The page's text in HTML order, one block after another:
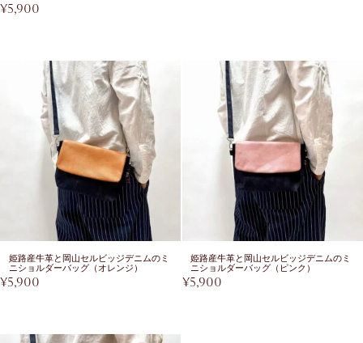
¥5,900
姫路産牛革と岡山セルビッジデニムのミ
ニショルダーバッグ（オレンジ）
¥5,900
姫路産牛革と岡山セルビッジデニムのミ
ニショルダーバッグ（ピンク）
¥5,900